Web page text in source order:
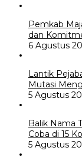
Pemkab
dan
6 Agustus
Lantik
Mutasi
5 Agustus
Balik Nama
Coba di 15
5 Agustus